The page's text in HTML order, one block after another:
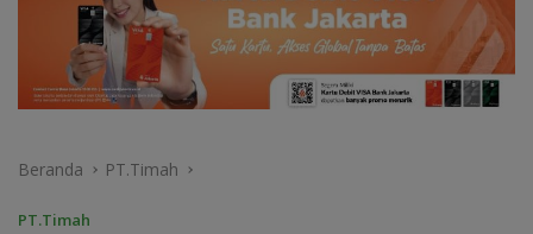
Beranda PT.Timah
PT.Timah